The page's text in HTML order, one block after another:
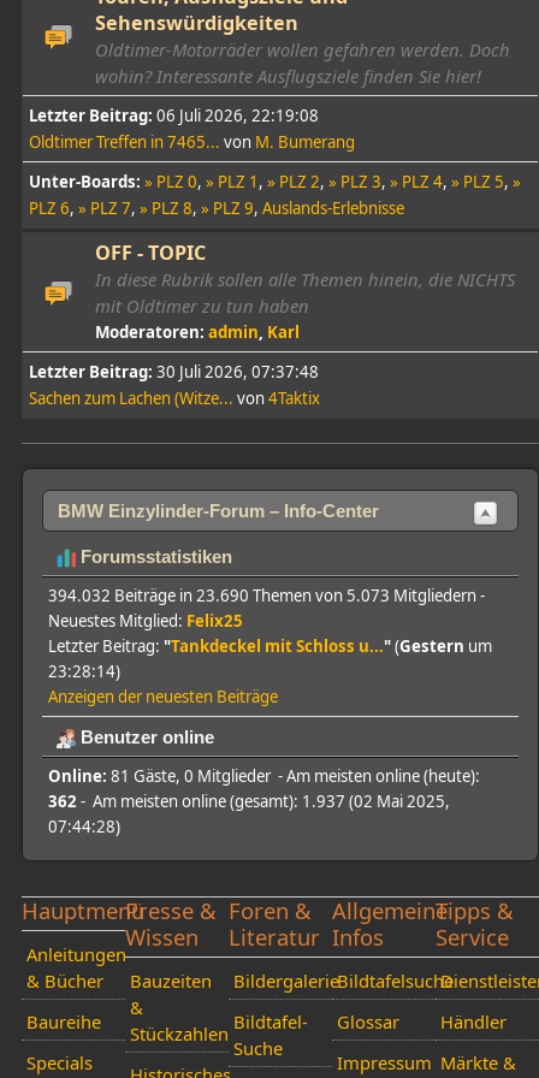
Sehenswürdigkeiten
Oldtimer-Motorräder wollen gefahren werden. Doch
wohin? Interessante Ausflugsziele finden Sie hier!
Letzter Beitrag: 06 Juli 2026, 22:19:08
Oldtimer Treffen in 7465... von M. Bumerang
Unter-Boards » PLZ 0 » PLZ 1 » PLZ 2 » PLZ 3 » PLZ 4 » PLZ 5 »
PLZ 6 » PLZ 7 » PLZ 8 » PLZ 9 Auslands-Erlebnisse
OFF - TOPIC
In diese Rubrik sollen alle Themen hinein, die NICHTS
mit Oldtimer zu tun haben
Moderatoren: admin, Karl
Letzter Beitrag: 30 Juli 2026, 07:37:48
Sachen zum Lachen (Witze... von 4Taktix
BMW Einzylinder-Forum – Info-Center
Forumsstatistiken
394.032 Beiträge in 23.690 Themen von 5.073 Mitgliedern -
Neuestes Mitglied: Felix25
Letzter Beitrag: "Tankdeckel mit Schloss u..."(Gestern um
23:28:14)
Anzeigen der neuesten Beiträge
Benutzer online
Online: 81 Gäste, 0 Mitglieder - Am meisten online (heute):
362- Am meisten online (gesamt): 1.937 (02 Mai 2025,
07:44:28)
Hauptmenü
Anleitungen
& Bücher
Baureihe
Specials
Presse &
Wissen
Bauzeiten
&
Stückzahlen
Foren &
Literatur
Bildergalerie
Bildtafel-
Suche
Allgemeine
Infos
Bildtafelsuche
Glossar
Impressum
Tipps &
Service
Händler
Märkte &